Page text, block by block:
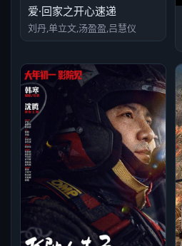
爱·回家之开心速递
刘丹,单立文,汤盈盈,吕慧仪